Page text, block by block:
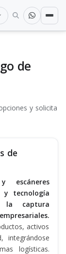
de
y solicita
de
escáneres
y tecnología
la captura
activos
integrándose
logísticas.